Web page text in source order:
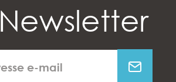
Newsletter